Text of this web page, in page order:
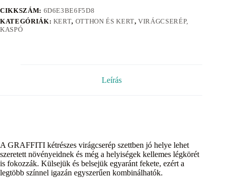
CIKKSZÁM: 6D6E3BE6F5D8
KATEGÓRIÁK: KERT, OTTHON ÉS KERT,VIRÁGCSERÉP,
KASPÓ
Leírás
A GRAFFITI kétrészes virágcserép szettben jó helye lehet
szeretett növényeidnek és még a helyiségek kellemes légkörét
is fokozzák. Külsejük és belsejük egyaránt fekete, ezért a
legtöbb színnel igazán egyszerűen kombinálhatók.